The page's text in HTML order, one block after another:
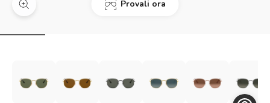
Prenota un test della vista gratuito
Controllo visivo
Carta fedeltà
Provali ora